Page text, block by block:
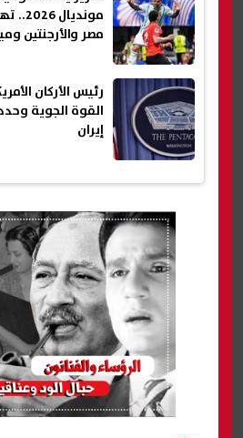
مصر والأرجنتين
رئيس الأركان
القوة الجوية
إيران